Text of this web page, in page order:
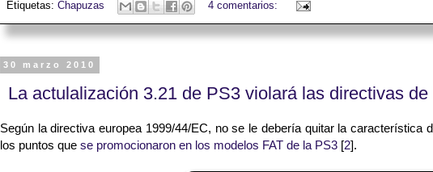
Etiquetas: Chapuzas 4 comentarios:
30 marzo 2010
La actulalización 3.21 de PS3 violará las directivas
Según la directiva europea 1999/44/EC, no se le debería quitar la característica
los puntos que se promocionaron en los modelos FAT de la PS3 [2].